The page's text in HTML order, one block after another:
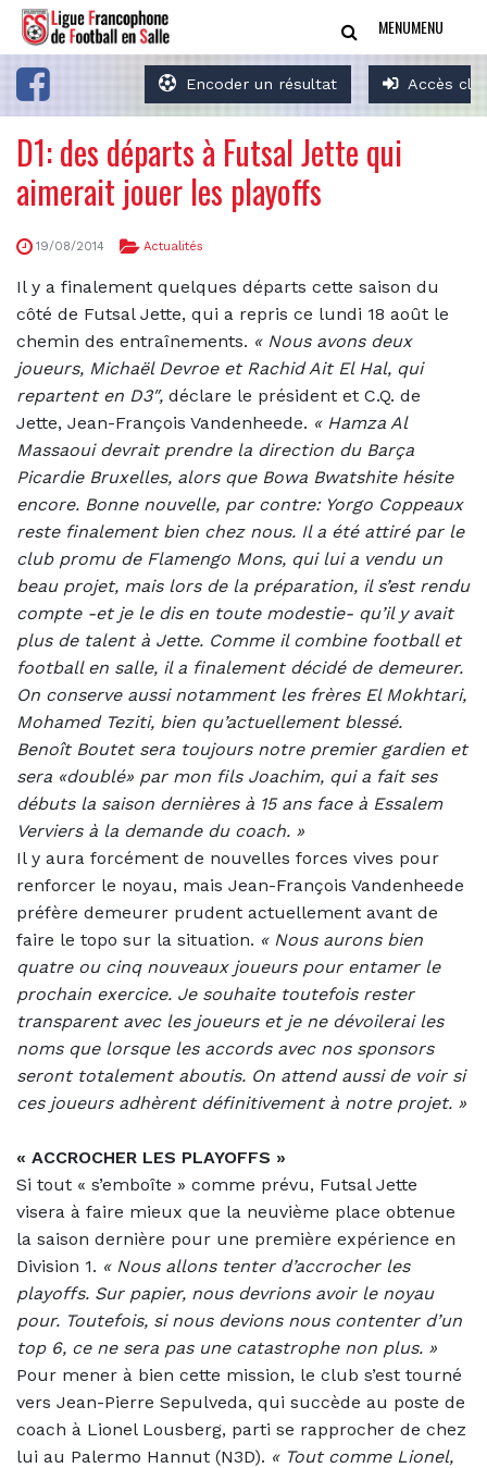
Encoder un résultat Accès
MENUMENU
D1: des départs à Futsal Jette qui
aimerait jouer les playoffs
19/08/2014 Actualités
Il y a finalement quelques départs cette saison du
côté de Futsal Jette, qui a repris ce lundi 18 août le
chemin des entraînements. « Nous avons deux
joueurs, Michaël Devroe et Rachid Ait El Hal, qui
repartent en D3″, déclare le président et C.Q. de
Jette, Jean-François Vandenheede. « Hamza Al
Massaoui devrait prendre la direction du Barça
Picardie Bruxelles, alors que Bowa Bwatshite hésite
encore. Bonne nouvelle, par contre: Yorgo Coppeaux
reste finalement bien chez nous. Il a été attiré par le
club promu de Flamengo Mons, qui lui a vendu un
beau projet, mais lors de la préparation, il s’est rendu
compte -et je le dis en toute modestie- qu’il y avait
plus de talent à Jette. Comme il combine football et
football en salle, il a finalement décidé de demeurer.
On conserve aussi notamment les frères El Mokhtari,
Mohamed Teziti, bien qu’actuellement blessé.
Benoît Boutet sera toujours notre premier gardien et
sera «doublé» par mon fils Joachim, qui a fait ses
débuts la saison dernières à 15 ans face à Essalem
Verviers à la demande du coach. »
Il y aura forcément de nouvelles forces vives pour
renforcer le noyau, mais Jean-François Vandenheede
préfère demeurer prudent actuellement avant de
faire le topo sur la situation. « Nous aurons bien
quatre ou cinq nouveaux joueurs pour entamer le
prochain exercice. Je souhaite toutefois rester
transparent avec les joueurs et je ne dévoilerai les
noms que lorsque les accords avec nos sponsors
seront totalement aboutis. On attend aussi de voir si
ces joueurs adhèrent définitivement à notre projet. »
« ACCROCHER LES PLAYOFFS »
Si tout « s’emboîte » comme prévu, Futsal Jette
visera à faire mieux que la neuvième place obtenue
la saison dernière pour une première expérience en
Division 1. « Nous allons tenter d’accrocher les
playoffs. Sur papier, nous devrions avoir le noyau
pour. Toutefois, si nous devions nous contenter d’un
top 6, ce ne sera pas une catastrophe non plus. »
Pour mener à bien cette mission, le club s’est tourné
vers Jean-Pierre Sepulveda, qui succède au poste de
coach à Lionel Lousberg, parti se rapprocher de chez
lui au Palermo Hannut (N3D). « Tout comme Lionel,